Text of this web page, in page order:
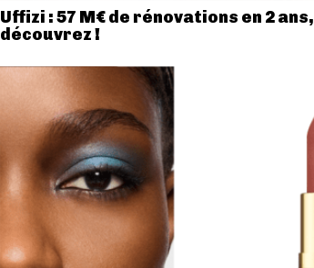
Uffizi : 57 M€ de rénovations en 2 ans,
découvrez !